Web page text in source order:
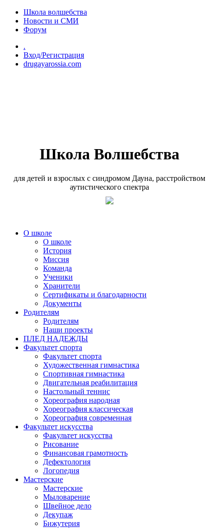
Перейти к основному содержанию
Школа волшебства
Новости и СМИ
Форум
.
Вход/Регистрация
drugayarossia.com
Школа Волшебства
для детей и взрослых с синдромом Дауна, расстройством
аутистического спектра
О школе
О школе
История
Миссия
Команда
Ученики
Хранители
Сертификаты и благодарности
Документы
Родителям
Родителям
Наши проекты
ПЛЕД НАДЕЖДЫ
Факультет спорта
Факультет спорта
Художественная гимнастика
Спортивная гимнастика
Двигательная реабилитация
Настольный теннис
Хореография народная
Хореография классическая
Хореография современная
Факультет искусства
Факультет искусства
Рисование
Финансовая грамотность
Дефектология
Логопедия
Мастерские
Мастерские
Мыловарение
Швейное дело
Декупаж
Бижутерия